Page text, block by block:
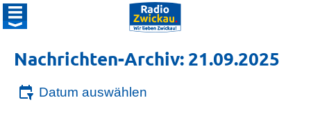
Nachrichten-Archiv: 21.09.2025
Datum auswählen